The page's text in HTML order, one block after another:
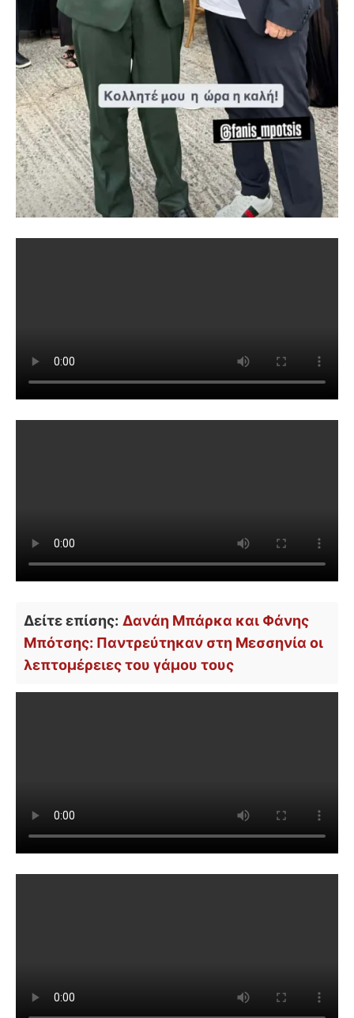
Δείτε επίσης: Δανάη Μπάρκα και Φάνης
Μπότσης: Παντρεύτηκαν στη Μεσσηνία οι
λεπτομέρειες του γάμου τους